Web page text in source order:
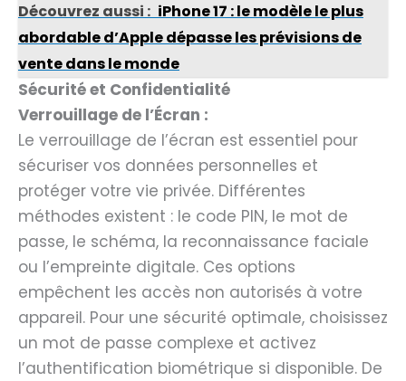
Découvrez aussi : iPhone 17 : le modèle le plus
abordable d’Apple dépasse les prévisions de
vente dans le monde
Sécurité et Confidentialité
Verrouillage de l’Écran :
Le verrouillage de l’écran est essentiel pour
sécuriser vos données personnelles et
protéger votre vie privée. Différentes
méthodes existent : le code PIN, le mot de
passe, le schéma, la reconnaissance faciale
ou l’empreinte digitale. Ces options
empêchent les accès non autorisés à votre
appareil. Pour une sécurité optimale, choisissez
un mot de passe complexe et activez
l’authentification biométrique si disponible. De